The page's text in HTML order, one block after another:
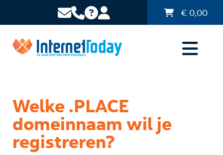
€ 0,00
Welke .PLACE
domeinnaam wil je
registreren?